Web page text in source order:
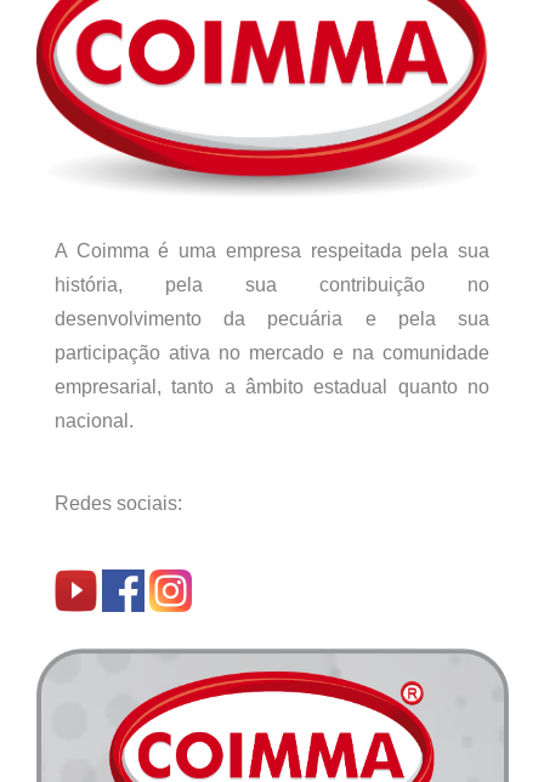
A Coimma é uma empresa respeitada pela sua
história, pela sua contribuição no
desenvolvimento da pecuária e pela sua
participação ativa no mercado e na comunidade
empresarial, tanto a âmbito estadual quanto no
nacional.
Redes sociais: